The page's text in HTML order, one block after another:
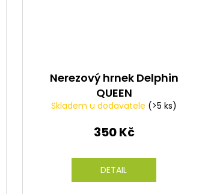
Nerezový hrnek Delphin
QUEEN
Skladem u dodavatele (>5 ks)
350 Kč
DETAIL